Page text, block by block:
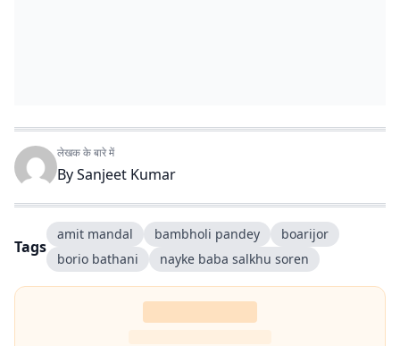
लेखक के बारे में
BySanjeet Kumar
Tags
amit mandal bambholi pandey
boarijor
borio bathani
nayke baba salkhu soren